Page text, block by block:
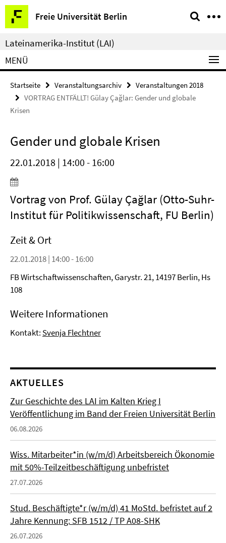
Springe
direkt
zu
Inhalt
Freie Universität Berlin
Service-
Navigation
Lateinamerika-Institut (LAI)
MENÜ
Startseite Veranstaltungsarchiv
Veranstaltungen 2018
VORTRAG ENTFÄLLT! Gülay Çağlar: Gender und globale
Krisen
Gender und globale Krisen
22.01.2018 | 14:00 - 16:00
Vortrag von Prof. Gülay Çağlar (Otto-Suhr-
Institut für Politikwissenschaft, FU Berlin)
Zeit & Ort
22.01.2018 | 14:00 - 16:00
FB Wirtschaftwissenschaften, Garystr. 21, 14197 Berlin, Hs
108
Weitere Informationen
Kontakt: Svenja Flechtner
AKTUELLES
Zur Geschichte des LAI im Kalten Krieg I
Veröffentlichung im Band der Freien Universität Berlin
06.08.2026
Wiss. Mitarbeiter*in (w/m/d) Arbeitsbereich Ökonomie
mit 50%-Teilzeitbeschäftigung unbefristet
27.07.2026
Stud. Beschäftigte*r (w/m/d) 41 MoStd. befristet auf 2
Jahre Kennung: SFB 1512 / TP A08-SHK
26.07.2026